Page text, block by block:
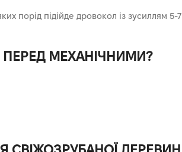
порід підійде дровокол із зусиллям
ПЕРЕД МЕХАНІЧНИМИ?